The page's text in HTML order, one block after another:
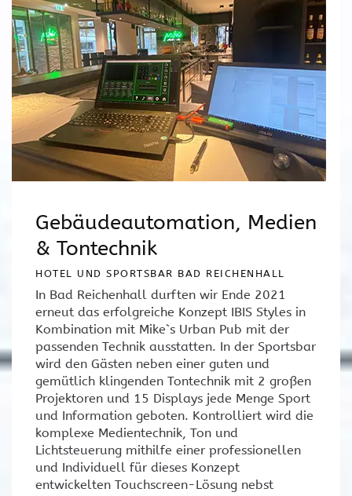
Gebäudeautomation, Medien
& Tontechnik
HOTEL UND SPORTSBAR BAD REICHENHALL
In Bad Reichenhall durften wir Ende 2021
erneut das erfolgreiche Konzept IBIS Styles in
Kombination mit Mike`s Urban Pub mit der
passenden Technik ausstatten. In der Sportsbar
wird den Gästen neben einer guten und
gemütlich klingenden Tontechnik mit 2 großen
Projektoren und 15 Displays jede Menge Sport
und Information geboten. Kontrolliert wird die
komplexe Medientechnik, Ton und
Lichtsteuerung mithilfe einer professionellen
und Individuell für dieses Konzept
entwickelten Touchscreen-Lösung nebst